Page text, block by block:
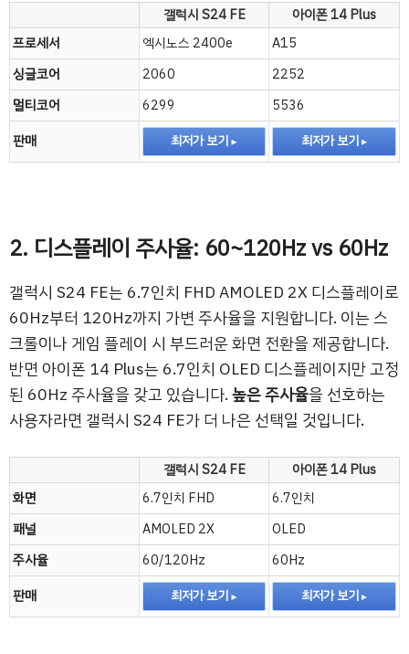
갤럭시 S24 FE
아이폰 14 Plus
프로세서
엑시노스 2400e
A15
싱글코어
2060
2252
멀티코어
6299
5536
판매
최저가 보기 최저가 보기
2. 디스플레이 주사율: 60~120Hz vs 60Hz
갤럭시 S24 FE는 6.7인치 FHD AMOLED 2X 디스플레이로
60Hz부터 120Hz까지 가변 주사율을 지원합니다. 이는 스
크롤이나 게임 플레이 시 부드러운 화면 전환을 제공합니다.
반면 아이폰 14 Plus는 6.7인치 OLED 디스플레이지만 고정
된 60Hz 주사율을 갖고 있습니다.높은 주사율을 선호하는
사용자라면 갤럭시 S24 FE가 더 나은 선택일 것입니다.
갤럭시 S24 FE
아이폰 14 Plus
화면
6.7인치 FHD
6.7인치
패널
AMOLED 2X
OLED
주사율
60/120Hz
60Hz
판매
최저가 보기 최저가 보기